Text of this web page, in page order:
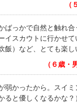
（
ばっかで自然と触れ
イスカウトに行かせ
飯）など、とても楽し
（６歳・
弱かったから。スイ
ると優しくなるかな